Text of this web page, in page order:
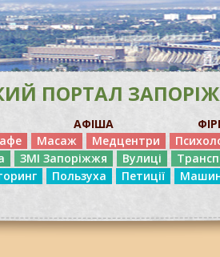
ПОРТАЛ
АФІША
Масаж Медцентри
ЗМІ Запоріжжя Вулиці
Пользуха Петиції